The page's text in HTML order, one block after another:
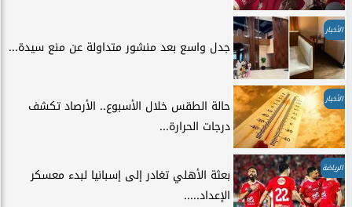
الأخبار
جدل واسع بعد منشور متداولة عن منع سيدة...
الأخبار
حالة الطقس خلال الأسبوع.. الأرصاد تكشف
درجات الحرارة...
الرياضة
بعثة الأهلي تغادر إلى إسبانيا لبدء معسكر
الإعداد.....